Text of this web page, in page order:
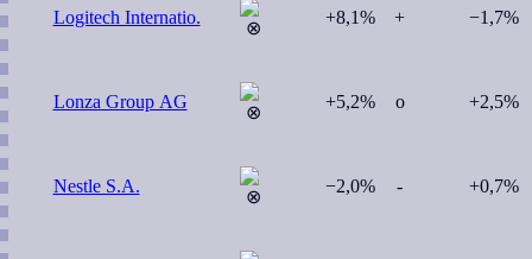
Logitech Internatio. +8,1% + −1,7%
Lonza Group AG +5,2% o +2,5%
Nestle S.A. −2,0% - +0,7%